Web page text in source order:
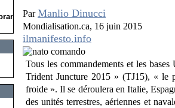
ParManlio Dinucci
Mondialisation.ca, 16 juin 2015
ilmanifesto.info
Tous les commandements et les
Trident Juncture 2015 » (TJ15), « le
froide ». Il se déroulera en Italie,
des unités terrestres, aériennes et